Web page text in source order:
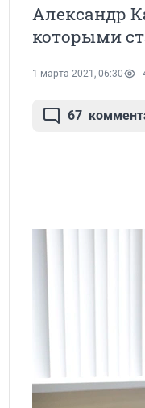
Александр
которыми
1 марта 2021, 06:30
67